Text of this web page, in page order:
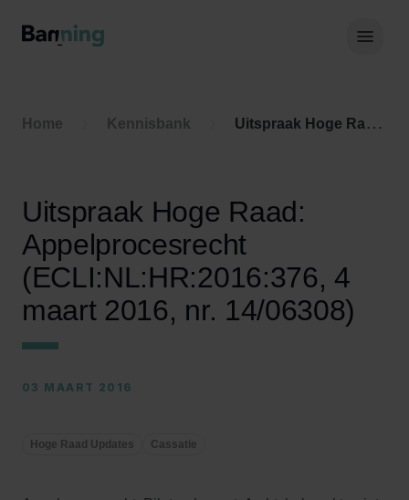
Home Kennisbank Uitspraak Hoge Raad: Appelprocesrecht (ECLI:NL:HR:2016:376, 4 maart 2016, nr. 14/06308)
Uitspraak Hoge Raad:
Appelprocesrecht
(ECLI:NL:HR:2016:376, 4
maart 2016, nr. 14/06308)
03 MAART 2016
Hoge Raad Updates Cassatie